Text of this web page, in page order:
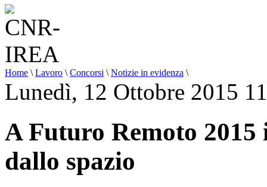
Home \ Lavoro \ Concorsi \ Notizie in evidenza \
Lunedì, 12 Ottobre 2015
A Futuro Remoto
dallo spazio